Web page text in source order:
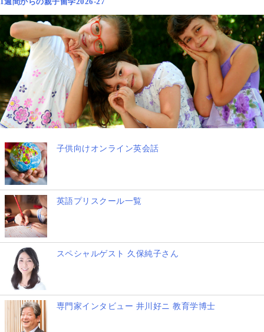
子供向けオンライン英会話
英語プリスクール一覧
スペシャルゲスト 久保純子さん
専門家インタビュー 井川好ニ 教育学博士